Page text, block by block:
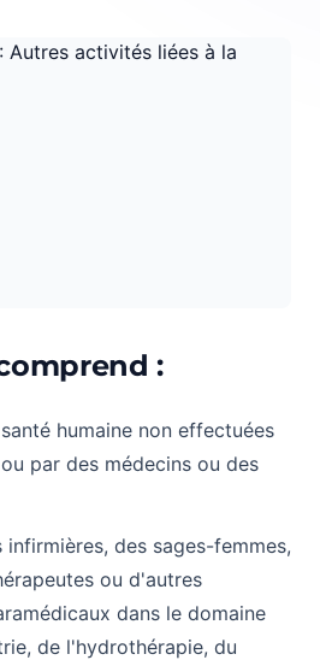
:
humaine non effectuées
par des médecins ou des
des sages-femmes,
ou d'autres
dans le domaine
de l'hydrothérapie, du